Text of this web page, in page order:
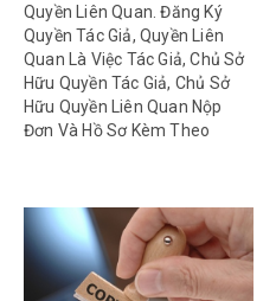
Quyền Liên Quan. Đăng Ký
Quyền Tác Giả, Quyền Liên
Quan Là Việc Tác Giả, Chủ Sở
Hữu Quyền Tác Giả, Chủ Sở
Hữu Quyền Liên Quan Nộp
Đơn Và Hồ Sơ Kèm Theo